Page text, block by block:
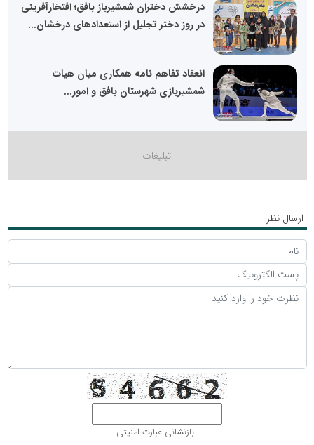
درخشش دختران شمشیرباز بافق؛ افتخارآفرینی
در روز دختر تجلیل از استعدادهای درخشان...
انعقاد تفاهم نامه همکاری میان هیات
شمشیربازی شهرستان بافق و امور...
ارسال نظر
بازنشانی عبارت امنیتی